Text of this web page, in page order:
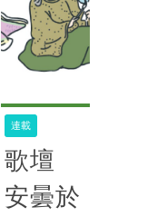
の世界～
長野県立歴史
館は開館30
６年度秋季企
画展「描かれ
た川中島合
戦」を開催
中。10月11
連載
歌壇
安曇於